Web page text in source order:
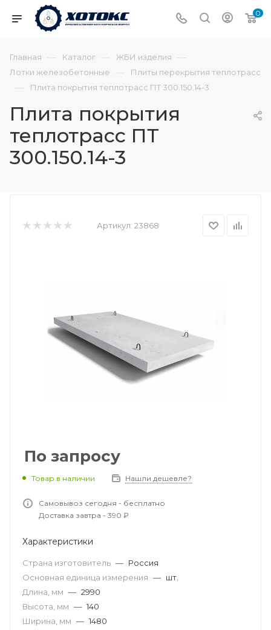
0
Главная — Каталог — ЖБИ изделия —
Лотки железобетонные — Плиты перекрытия теплотрасс
— Плита покрытия теплотрасс ПТ 300.150.14-3
Плита покрытия
теплотрасс ПТ
300.150.14-3
Артикул: 23868
По запросу
Товар в наличии Нашли дешевле?
Самовывоз сегодня - бесплатно
Доставка завтра - 390 ₽
Характеристики
Страна изготовитель — Россия
Основная единица измерения — шт.
Длина, мм — 2990
Высота, мм — 140
Ширина, мм — 1480